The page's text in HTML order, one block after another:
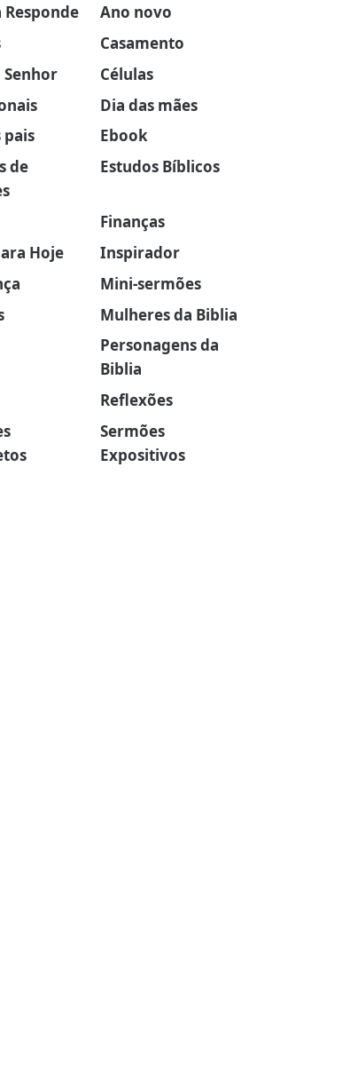
Responde
Ano novo
Casamento
Senhor
Células
Dia das mães
pais
Ebook
de
Estudos Bíblicos
Finanças
Hoje
Inspirador
Mini-sermões
Mulheres da Biblia
Personagens da
Biblia
Reflexões
Sermões
Expositivos